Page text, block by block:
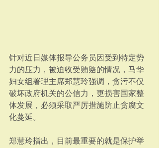
针对近日媒体报导公务员因受到特定势
力的压力，被迫收受贿赂的情况，马华
妇女组署理主席郑慧玲强调，贪污不仅
破坏政府机关的公信力，更损害国家整
体发展，必须采取严厉措施防止贪腐文
化蔓延。
郑慧玲指出，目前最重要的就是保护举